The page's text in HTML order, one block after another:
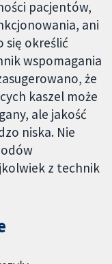
pacjentów,
ani
się określić
wspomagania
że
kaszel może
ale jakość
niska. Nie
z technik